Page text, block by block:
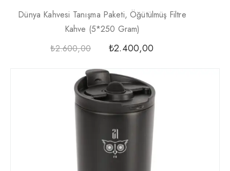
Dünya Kahvesi Tanışma Paketi, Öğütülmüş Filtre
Kahve (5*250 Gram)
₺2.600,00 ₺2.400,00